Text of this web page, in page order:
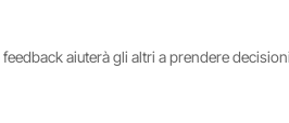
aiuterà gli altri a prendere